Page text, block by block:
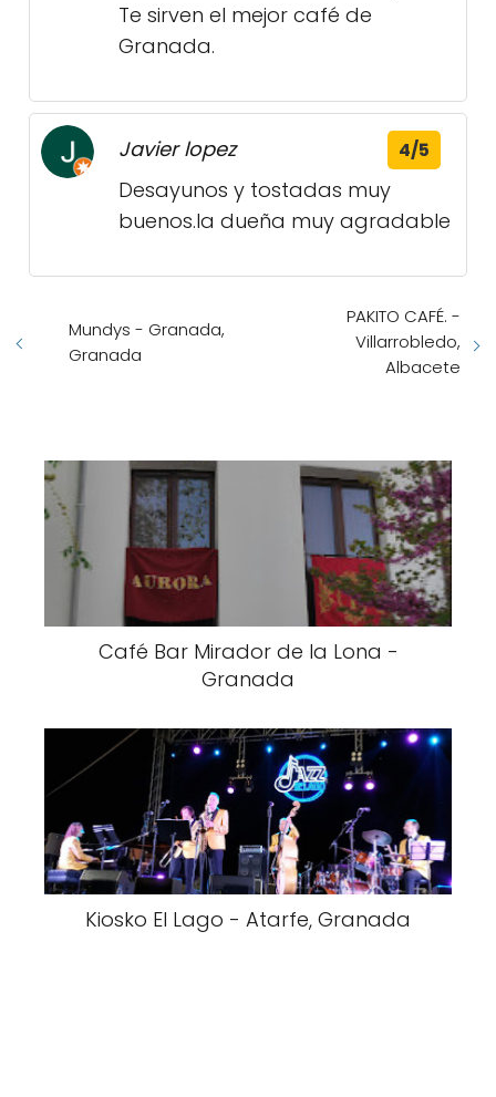
Te sirven el mejor café de
Granada.
Javier lopez 4/5
Desayunos y tostadas muy
buenos.la dueña muy agradable
Mundys - Granada,
Granada
PAKITO CAFÉ. -
Villarrobledo,
Albacete
Café Bar Mirador de la Lona -
Granada
Kiosko El Lago - Atarfe, Granada